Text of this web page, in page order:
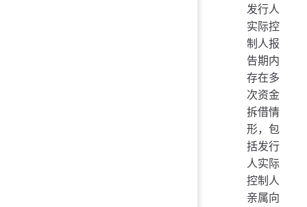
发行人
实际控
制人报
告期内
存在多
次资金
拆借情
形，包
括发行
人实际
控制人
亲属向